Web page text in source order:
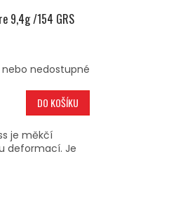
9,4g /154 GRS
nedostupné
DO KOŠÍKU
je měkčí
deformací. Je